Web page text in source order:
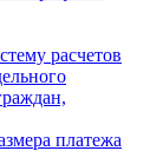
расчетов
платежа